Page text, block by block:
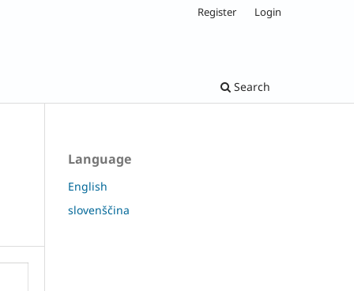
Search
Register Login
Language
English
slovenščina